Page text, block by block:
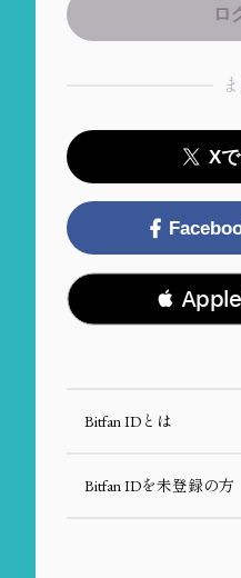
X
 Apple
Bitfan IDとは
Bitfan IDを未登録の方